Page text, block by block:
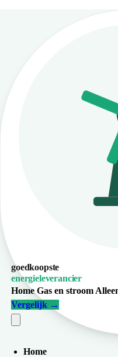
goedkoopste
energieleverancier
HomeGas en stroom
Vergelijk →
Home